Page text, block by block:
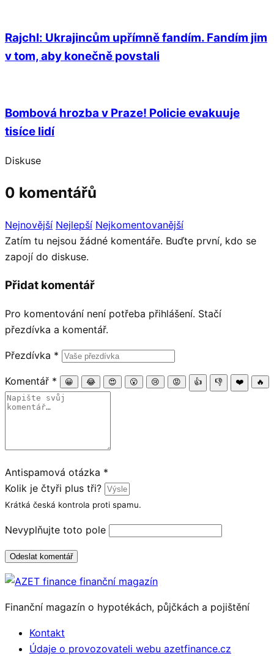
Rajchl: Ukrajincům upřímně fandím. Fandím jim
v tom, aby konečně povstali
Bombová hrozba v Praze! Policie evakuuje
tisíce lidí
Diskuse
0 komentářů
Nejnovější Nejlepší Nejkomentovanější
Zatím tu nejsou žádné komentáře. Buďte první, kdo se
zapojí do diskuse.
Přidat komentář
Pro komentování není potřeba přihlášení. Stačí
přezdívka a komentář.
Přezdívka *
Komentář * 😀 😂 😍 😮 😢 😡 👍 👎 ❤️ 🔥
Antispamová otázka *
Kolik je čtyři plus tři?
Krátká česká kontrola proti spamu.
Nevyplňujte toto pole
Odeslat komentář
Finanční magazín o hypotékách, půjčkách a pojištění
Kontakt
Údaje o provozovateli webu azetfinance.cz